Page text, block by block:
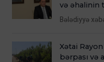
və əhalinin
edilməsi
fəaliyyət
Bələdiyyə
Xətai Rayon
bərpası və